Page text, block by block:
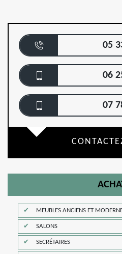
05
06
07
MEUBLES ANCIENS ET
SALONS
SECRÉTAIRES